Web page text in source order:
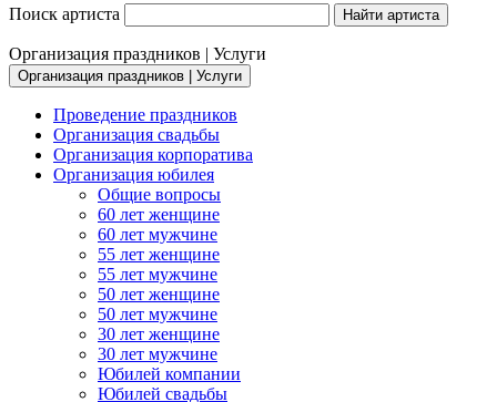
Поиск артиста
Организация праздников | Услуги
Организация праздников | Услуги
Проведение праздников
Организация свадьбы
Организация корпоратива
Организация юбилея
Общие вопросы
60 лет женщине
60 лет мужчине
55 лет женщине
55 лет мужчине
50 лет женщине
50 лет мужчине
30 лет женщине
30 лет мужчине
Юбилей компании
Юбилей свадьбы